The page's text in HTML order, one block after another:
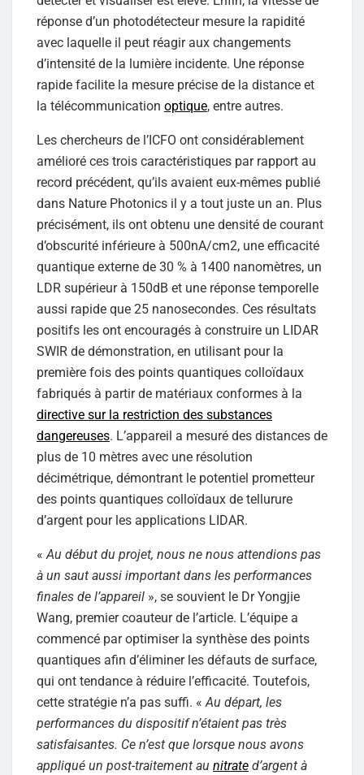
réponse d’un photodétecteur mesure la rapidité
avec laquelle il peut réagir aux changements
d’intensité de la lumière incidente. Une réponse
rapide facilite la mesure précise de la distance et
la télécommunication optique, entre autres.
Les chercheurs de l’ICFO ont considérablement
amélioré ces trois caractéristiques par rapport au
record précédent, qu’ils avaient eux-mêmes publié
dans Nature Photonics il y a tout juste un an. Plus
précisément, ils ont obtenu une densité de courant
d’obscurité inférieure à 500nA/cm2, une efficacité
quantique externe de 30 % à 1400 nanomètres, un
LDR supérieur à 150dB et une réponse temporelle
aussi rapide que 25 nanosecondes. Ces résultats
positifs les ont encouragés à construire un LIDAR
SWIR de démonstration, en utilisant pour la
première fois des points quantiques colloïdaux
fabriqués à partir de matériaux conformes à la
directive sur la restriction des substances
dangereuses. L’appareil a mesuré des distances de
plus de 10 mètres avec une résolution
décimétrique, démontrant le potentiel prometteur
des points quantiques colloïdaux de tellurure
d’argent pour les applications LIDAR.
« Au début du projet, nous ne nous attendions pas
à un saut aussi important dans les performances
finales de l’appareil », se souvient le Dr Yongjie
Wang, premier coauteur de l’article. L’équipe a
commencé par optimiser la synthèse des points
quantiques afin d’éliminer les défauts de surface,
qui ont tendance à réduire l’efficacité. Toutefois,
cette stratégie n’a pas suffi. «Au départ, les
performances du dispositif n’étaient pas très
satisfaisantes. Ce n’est que lorsque nous avons
appliqué un post-traitement au nitrate d’argent à